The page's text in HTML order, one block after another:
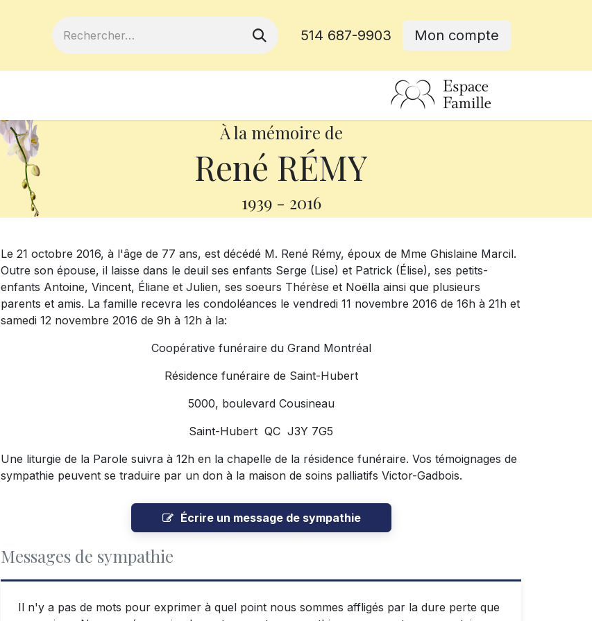
514 687-9903 Mon compte
À la mémoire de
René RÉMY
1939 - 2016
Le 21 octobre 2016, à l'âge de 77 ans, est décédé M. René Rémy, époux de Mme Ghislaine Marcil.
Outre son épouse, il laisse dans le deuil ses enfants Serge (Lise) et Patrick (Élise), ses petits-
enfants Antoine, Vincent, Éliane et Julien, ses soeurs Thérèse et Noëlla ainsi que plusieurs
parents et amis. La famille recevra les condoléances le vendredi 11 novembre 2016 de 16h à 21h et
samedi 12 novembre 2016 de 9h à 12h à la:
Coopérative funéraire du Grand Montréal
Résidence funéraire de Saint-Hubert
5000, boulevard Cousineau
Saint-Hubert QC J3Y 7G5
Une liturgie de la Parole suivra à 12h en la chapelle de la résidence funéraire. Vos témoignages de
sympathie peuvent se traduire par un don à la maison de soins palliatifs Victor-Gadbois.
Écrire un message de sympathie
Messages de sympathie
Il n'y a pas de mots pour exprimer à quel point nous sommes affligés par la dure perte que